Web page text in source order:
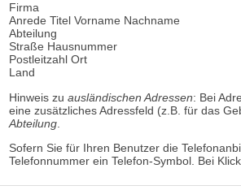
Firma
Anrede Titel Vorname Nachname
Abteilung
Straße Hausnummer
Postleitzahl Ort
Land
Hinweis zuausländischen Adressen: Bei
eine zusätzliches Adressfeld (z.B. für das
Abteilung
Sofern Sie für Ihren Benutzer die
Telefonnummer ein Telefon-Symbol. Bei